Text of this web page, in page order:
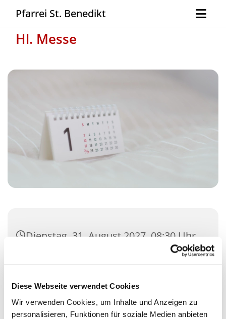
Diese Webseite verwendet Cookies
Wir verwenden Cookies, um Inhalte und Anzeigen zu
personalisieren, Funktionen für soziale Medien anbieten
Pfarrei St. Benedikt
Hl. Messe
Dienstag, 31. August 2027, 08:30 Uhr
Kirche Mariä Unbefleckte
Zossen